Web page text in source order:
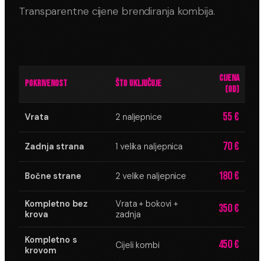
Transparentne cijene brendiranja kombija.
POKRIVENOST ŠTO UKLJUČUJE
CIJENA
(OD)
Vrata 2 naljepnice 55 €
Zadnja strana 1 velika naljepnica 70 €
Bočne strane 2 velike naljepnice 180 €
Kompletno bez
krova
Vrata + bokovi +
zadnja
350 €
Kompletno s
krovom
Cijeli kombi 450 €